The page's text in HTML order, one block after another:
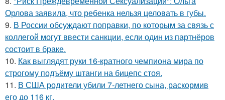
Орлова заявила, что ребенка нельзя целовать в губы.
9. В России обсуждают поправки, по которым за связь с
коллегой могут ввести санкции, если один из партнёров
состоит в браке.
10. Как выглядят руки 16-кратного чемпиона мира по
строгому подъёму штанги на бицепс стоя.
11. В США родители убили 7-летнего сына, раскормив
его до 116 кг.